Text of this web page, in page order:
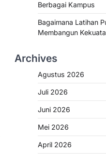
Berbagai Kampus
Bagaimana Latihan
Membangun
Archives
Agustus 2026
Juli 2026
Juni 2026
Mei 2026
April 2026